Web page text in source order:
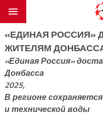
«ЕДИНАЯ РОССИЯ»
ЖИТЕЛЯМ
«Единая Россия»
Донбасса
2025,
В регионе
и технической воды